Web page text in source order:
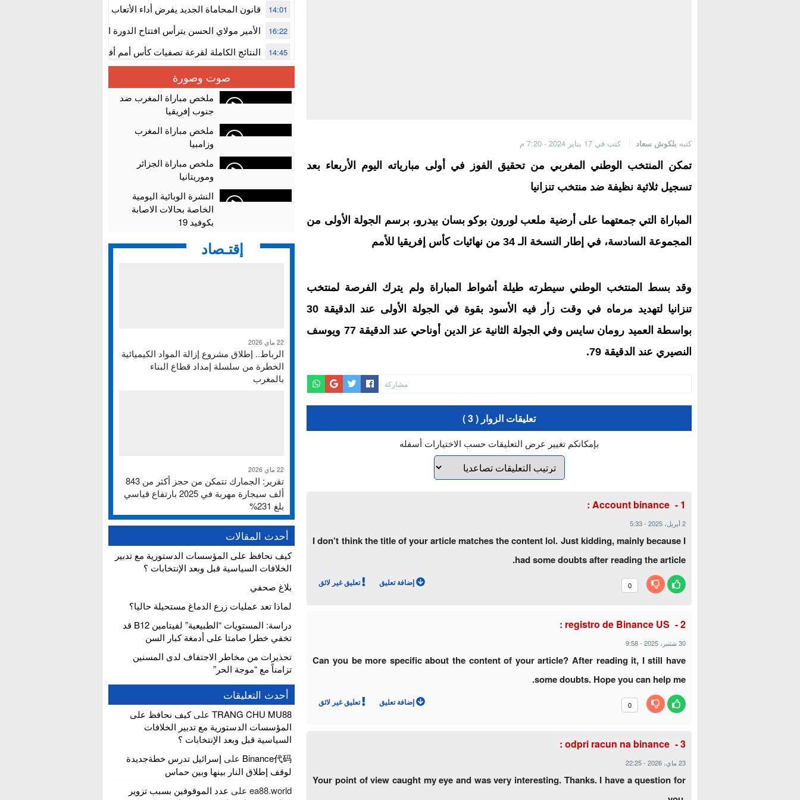
كتبه بلكوش سعاد كتب في 17 يناير 2024 - 7:20 م
تمكن المنتخب الوطني المغربي من تحقيق الفوز في أولى مبارياته اليوم الأربعاء بعد
تسجيل ثلاثية نظيفة ضد منتخب تنزانيا
المباراة التي جمعتهما على أرضية ملعب لورون بوكو بسان بيدرو، برسم الجولة الأولى من
المجموعة السادسة، في إطار النسخة الـ 34 من نهائيات كأس إفريقيا للأمم
وقد بسط المنتخب الوطني سيطرته طيلة أشواط المباراة ولم يترك الفرصة لمنتخب
تنزانيا لتهديد مرماه في وقت زأر فيه الأسود بقوة في الجولة الأولى عند الدقيقة 30
بواسطة العميد رومان سايس وفي الجولة الثانية عز الدين أوناحي عند الدقيقة 77 ويوسف
النصيري عند الدقيقة 79.
مشاركة
تعليقات الزوار ( 3 )
بإمكانكم تغيير عرض التعليقات حسب الاختيارات أسفله
Account binance
:
2 أبريل، 2025 -
5:33
I don’t think the title of your article matches the content lol. Just kidding, mainly because I
had some doubts after reading the article.
0 إضافة تعليق تعليق غير لائق
registro de Binance US
:
30 شتنبر، 2025 -
9:58
Can you be more specific about the content of your article? After reading it, I still have
some doubts. Hope you can help me.
0 إضافة تعليق تعليق غير لائق
odpri racun na binance
:
23 ماي، 2026 -
22:25
Your point of view caught my eye and was very interesting. Thanks. I have a question for
المستوى الأول
قانون المحاماة الجديد يفرض أداء الأتعاب التي تفوق 10 آلاف درهم بالشيك 14:01
الأمير مولاي الحسن يترأس افتتاح الدورة الثالثة من معرض المغرب
الألعاب الإلكترونية
16:22
النتائج الكاملة لقرعة تصفيات كأس أمم أفريقيا 2027 14:45
سلا.. توقيف ثلاثة مروجين وحجز أكثر من 4300 قرص مخدر وكوكايين وإكستازي
أقراص مهلوسة داخل فضاء للشيشة تستنفر شرطة أكادير 12:48
صوت وصورة
ملخص مباراة المغرب ضد
جنوب إفريقيا
ملخص مباراة المغرب
وزامبيا
ملخص مباراة الجزائر
وموريتانيا
النشرة الوبائية اليومية
الخاصة بحالات الاصابة
بكوفيد 19
إقتـصاد
22 ماي 2026
الرباط.. إطلاق مشروع إزالة المواد الكيميائية
الخطرة من سلسلة إمداد قطاع البناء
بالمغرب
22 ماي 2026
تقرير: الجمارك تتمكن من حجز أكثر من 843
ألف سيجارة مهربة في 2025 بارتفاع قياسي
بلغ 231%
أحدث المقالات
كيف نحافظ على المؤسسات الدستورية مع تدبير
الخلافات السياسية قبل وبعد الإنتخابات ؟
بلاغ صحفي
لماذا تعد عمليات زرع الدماغ مستحيلة حاليا؟
دراسة: المستويات “الطبيعية” لفيتامين B12 قد
تخفي خطرا صامتا على أدمغة كبار السن
تحذيرات من مخاطر الاجتفاف لدى المسنين
تزامناً مع “موجة الحر”
أحدث التعليقات
TRANG CHU MU88علىكيف نحافظ على
المؤسسات الدستورية مع تدبير الخلافات
السياسية قبل وبعد الإنتخابات ؟
Binance代码 على إسرائيل تدرس خطةجديدة
لوقف إطلاق النار بينها وبين حماس
ea88.worldعلى عدد الموقوفين بسبب تزوير